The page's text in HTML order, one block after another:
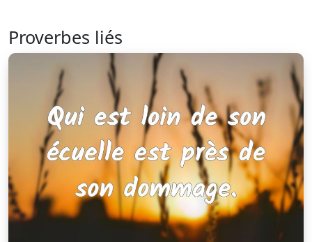
Proverbes liés